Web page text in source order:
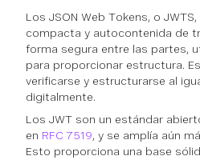
Los JSON Web Tokens, o
compacta y autocontenida de
forma segura entre las partes,
para proporcionar estructura.
verificarse y estructurarse al
digitalmente.
Los JWT son un estándar
en RFC 7519, y se amplía aún
Esto proporciona una base